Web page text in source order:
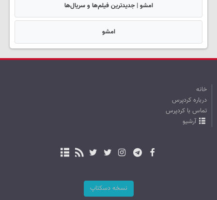
امشو | جدیدترین فیلم‌ها و سریال‌ها
امشو
خانه
درباره کردپرس
تماس با کردپرس
آرشیو
نسخه دسکتاپ